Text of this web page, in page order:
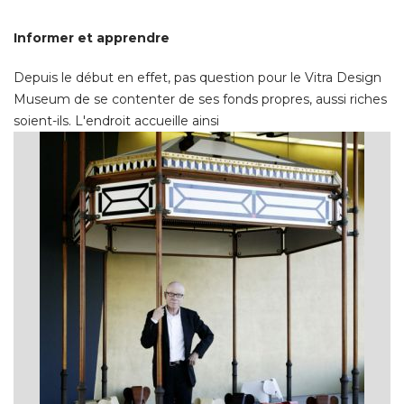
Informer et apprendre
Depuis le début en effet, pas question pour le Vitra Design
Museum de se contenter de ses fonds propres, aussi riches
soient-ils. L'endroit accueille ainsi